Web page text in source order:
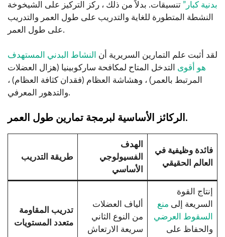
بدنية كبار” تنسيقات. بدلاً من ذلك ، ركز التركيز على الشيخوخة
النشطة المتطورة للغاية والتدريب على طول العمر والتدريب
على طول العمر.
لقد أثبت علم التمارين السريرية أن
النشاط البدني المستهدف
هو أقوى التدخل المتاح لمكافحة ساركوبينيا (هزال العضلات
المرتبط بالعمر) ، وهشاشة العظام (فقدان كثافة العظام) ،
والتدهور المعرفي.
الركائز الأساسية لبرمجة تمارين طول العمر.
طريقة التدريب
الهدف
الفسيولوجي
الأساسي
فائدة وظيفية في
العالم الحقيقي
تدريب المقاومة
متعدد المستويات
ألياف العضلات
من النوع الثاني
سريعة الارتعاش
إنتاج القوة
السريعة إلى منع
السقوط العرضي
والحفاظ على